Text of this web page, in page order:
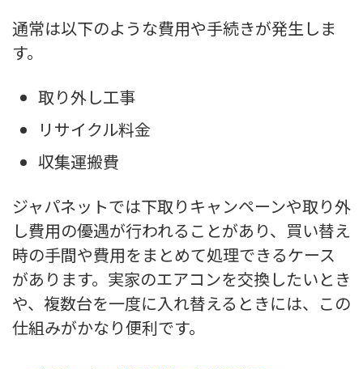
通常は以下のような費用や手続きが発生しま
す。
取り外し工事
リサイクル料金
収集運搬費
ジャパネットでは下取りキャンペーンや取り外
し費用の優遇が行われることがあり、買い替え
時の手間や費用をまとめて処理できるケース
があります。実家のエアコンを交換したいとき
や、複数台を一度に入れ替えるときには、この
仕組みがかなり便利です。